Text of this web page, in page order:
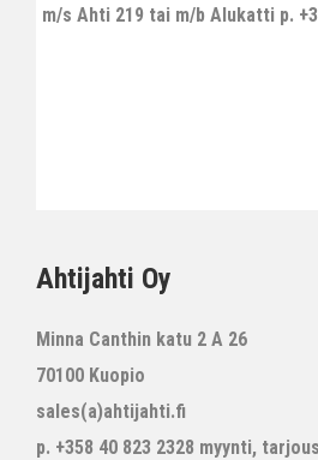
m/s Ahti 219 tai m/b Alukatti p.
Ahtijahti Oy
Minna Canthin katu 2 A 26
70100 Kuopio
sales(a)ahtijahti.fi
p. +358 40 823 2328 myynti,